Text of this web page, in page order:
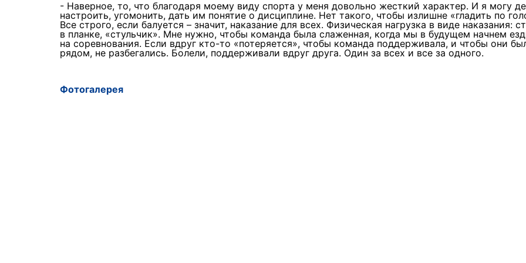
- Наверное, то, что благодаря моему виду спорта у меня довольно жесткий характер. И я могу
настроить, угомонить, дать им понятие о дисциплине. Нет такого, чтобы излишне «гладить по
Все строго, если балуется – значит, наказание для всех. Физическая нагрузка в виде наказания:
в планке, «стульчик». Мне нужно, чтобы команда была слаженная, когда мы в будущем начнем
на соревнования. Если вдруг кто-то «потеряется», чтобы команда поддерживала, и чтобы они
рядом, не разбегались. Болели, поддерживали вдруг друга. Один за всех и все за одного.
Фотогалерея